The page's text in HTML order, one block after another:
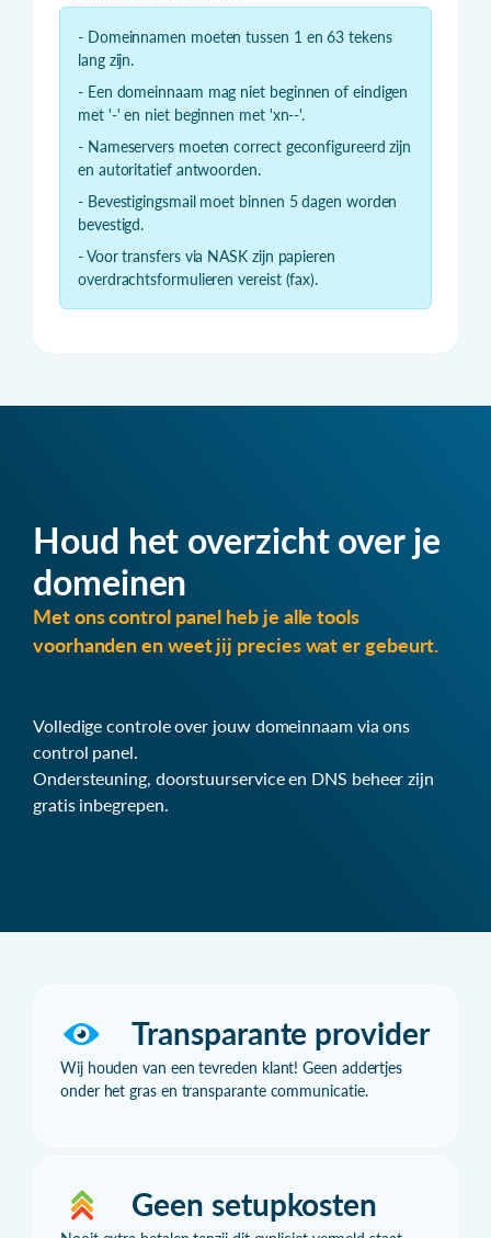
- Domeinnamen moeten tussen 1 en 63 tekens
lang zijn.
- Een domeinnaam mag niet beginnen of eindigen
met '-' en niet beginnen met 'xn--'.
- Nameservers moeten correct geconfigureerd zijn
en autoritatief antwoorden.
- Bevestigingsmail moet binnen 5 dagen worden
bevestigd.
- Voor transfers via NASK zijn papieren
overdrachtsformulieren vereist (fax).
Houd het overzicht over je
domeinen
Met ons control panel heb je alle tools
voorhanden en weet jij precies wat er gebeurt.
Volledige controle over jouw domeinnaam via ons
control panel.
Ondersteuning, doorstuurservice en DNS beheer zijn
gratis inbegrepen.
Transparante provider
Wij houden van een tevreden klant! Geen addertjes
onder het gras en transparante communicatie.
Geen setupkosten